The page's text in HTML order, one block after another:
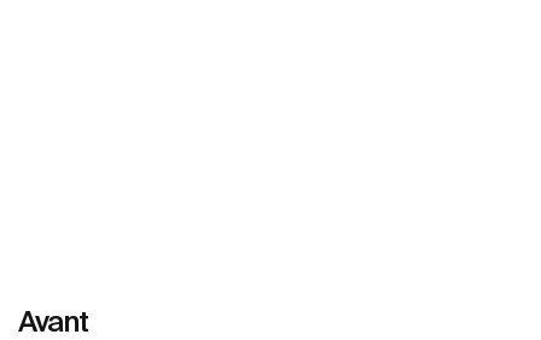
Avant